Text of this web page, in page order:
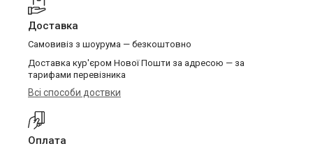
Доставка
Самовивіз з шоурума — безкоштовно
Доставка кур'єром Нової Пошти за адресою — за
тарифами перевізника
Всі способи доствки
Оплата